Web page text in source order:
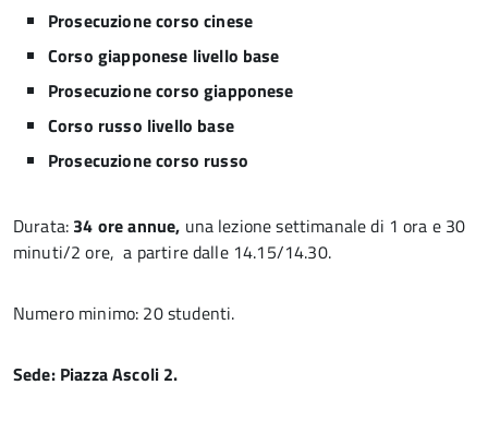
Prosecuzione corso cinese
Corso giapponese livello base
Prosecuzione corso giapponese
Corso russo livello base
Prosecuzione corso russo
Durata: 34 ore annue, una lezione settimanale di 1 ora e 30
minuti/2 ore, a partire dalle 14.15/14.30.
Numero minimo: 20 studenti.
Sede: Piazza Ascoli 2.